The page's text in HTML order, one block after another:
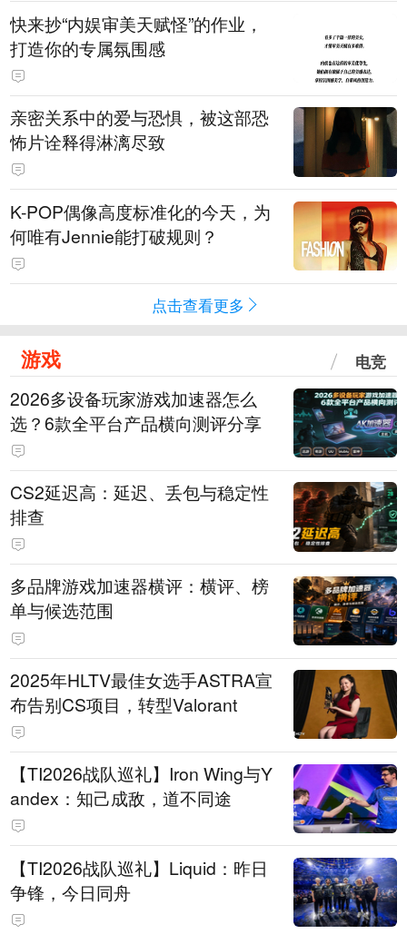
快来抄“内娱审美天赋怪”的作业，
打造你的专属氛围感
亲密关系中的爱与恐惧，被这部恐
怖片诠释得淋漓尽致
K-POP偶像高度标准化的今天，为
何唯有Jennie能打破规则？
点击查看更多
游戏 电竞
2026多设备玩家游戏加速器怎么
选？6款全平台产品横向测评分享
CS2延迟高：延迟、丢包与稳定性
排查
多品牌游戏加速器横评：横评、榜
单与候选范围
2025年HLTV最佳女选手ASTRA宣
布告别CS项目，转型Valorant
【TI2026战队巡礼】Iron Wing与Y
andex：知己成敌，道不同途
【TI2026战队巡礼】Liquid：昨日
争锋，今日同舟